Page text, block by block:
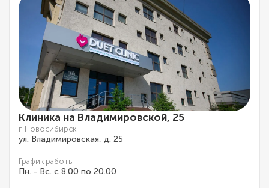
Клиника на Владимировской, 25
г. Новосибирск
ул. Владимировская, д. 25
График работы
Пн. - Вс. с 8.00 по 20.00